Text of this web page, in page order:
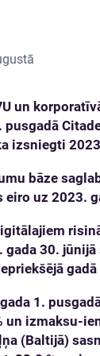
un
pusgadā
izsniegti
bāze
uz 2023.
30.
gadā
1.
un izmaksu-
(Baltijā)